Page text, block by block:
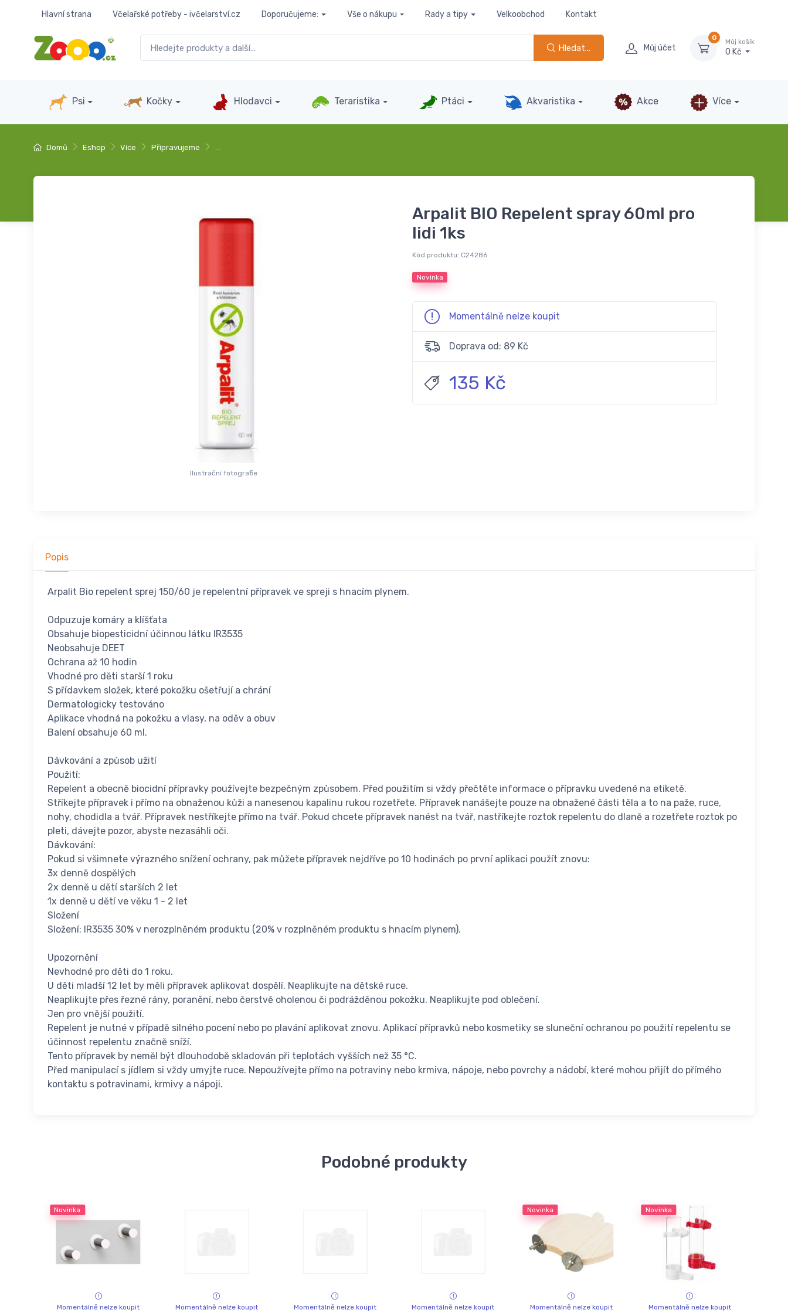
Hlavní strana Včelařské potřeby - ivčelarství.cz Doporučujeme: Vše o nákupu Rady a tipy Velkoobchod Kontakt
Hledat... Můj účet
0
Můj košík
0 Kč
Psi Kočky Hlodavci Teraristika Ptáci Akvaristika Akce Více
Domů Eshop Více Připravujeme …
Ilustrační fotografie
Arpalit BIO Repelent spray 60ml pro
lidi 1ks
Kód produktu: C24286
Novinka
Momentálně nelze koupit
Doprava od: 89 Kč
135 Kč
Popis
Arpalit Bio repelent sprej 150/60 je repelentní přípravek ve spreji s hnacím plynem.
Odpuzuje komáry a klíšťata
Obsahuje biopesticidní účinnou látku IR3535
Neobsahuje DEET
Ochrana až 10 hodin
Vhodné pro děti starší 1 roku
S přídavkem složek, které pokožku ošetřují a chrání
Dermatologicky testováno
Aplikace vhodná na pokožku a vlasy, na oděv a obuv
Balení obsahuje 60 ml.
Dávkování a způsob užití
Použití:
Repelent a obecně biocidní přípravky používejte bezpečným způsobem. Před použitím si vždy přečtěte informace o přípravku uvedené na etiketě.
Stříkejte přípravek i přímo na obnaženou kůži a nanesenou kapalinu rukou rozetřete. Přípravek nanášejte pouze na obnažené části těla a to na paže, ruce,
nohy, chodidla a tvář. Přípravek nestříkejte přímo na tvář. Pokud chcete přípravek nanést na tvář, nastříkejte roztok repelentu do dlaně a rozetřete roztok po
pleti, dávejte pozor, abyste nezasáhli oči.
Dávkování:
Pokud si všimnete výrazného snížení ochrany, pak můžete přípravek nejdříve po 10 hodinách po první aplikaci použít znovu:
3x denně dospělých
2x denně u dětí starších 2 let
1x denně u dětí ve věku 1 - 2 let
Složení
Složení: IR3535 30% v nerozplněném produktu (20% v rozplněném produktu s hnacím plynem).
Upozornění
Nevhodné pro děti do 1 roku.
U děti mladší 12 let by měli přípravek aplikovat dospělí. Neaplikujte na dětské ruce.
Neaplikujte přes řezné rány, poranění, nebo čerstvě oholenou či podrážděnou pokožku. Neaplikujte pod oblečení.
Jen pro vnější použití.
Repelent je nutné v případě silného pocení nebo po plavání aplikovat znovu. Aplikací přípravků nebo kosmetiky se sluneční ochranou po použití repelentu se
účinnost repelentu značně sníží.
Tento přípravek by neměl být dlouhodobě skladován při teplotách vyšších než 35 °C.
Před manipulací s jídlem si vždy umyjte ruce. Nepoužívejte přímo na potraviny nebo krmiva, nápoje, nebo povrchy a nádobí, které mohou přijít do přímého
kontaktu s potravinami, krmivy a nápoji.
Podobné produkty
Novinka
Momentálně nelze koupit Momentálně nelze koupit Momentálně nelze koupit Momentálně nelze koupit
Novinka
Momentálně nelze koupit
Novinka
Momentálně nelze koupit